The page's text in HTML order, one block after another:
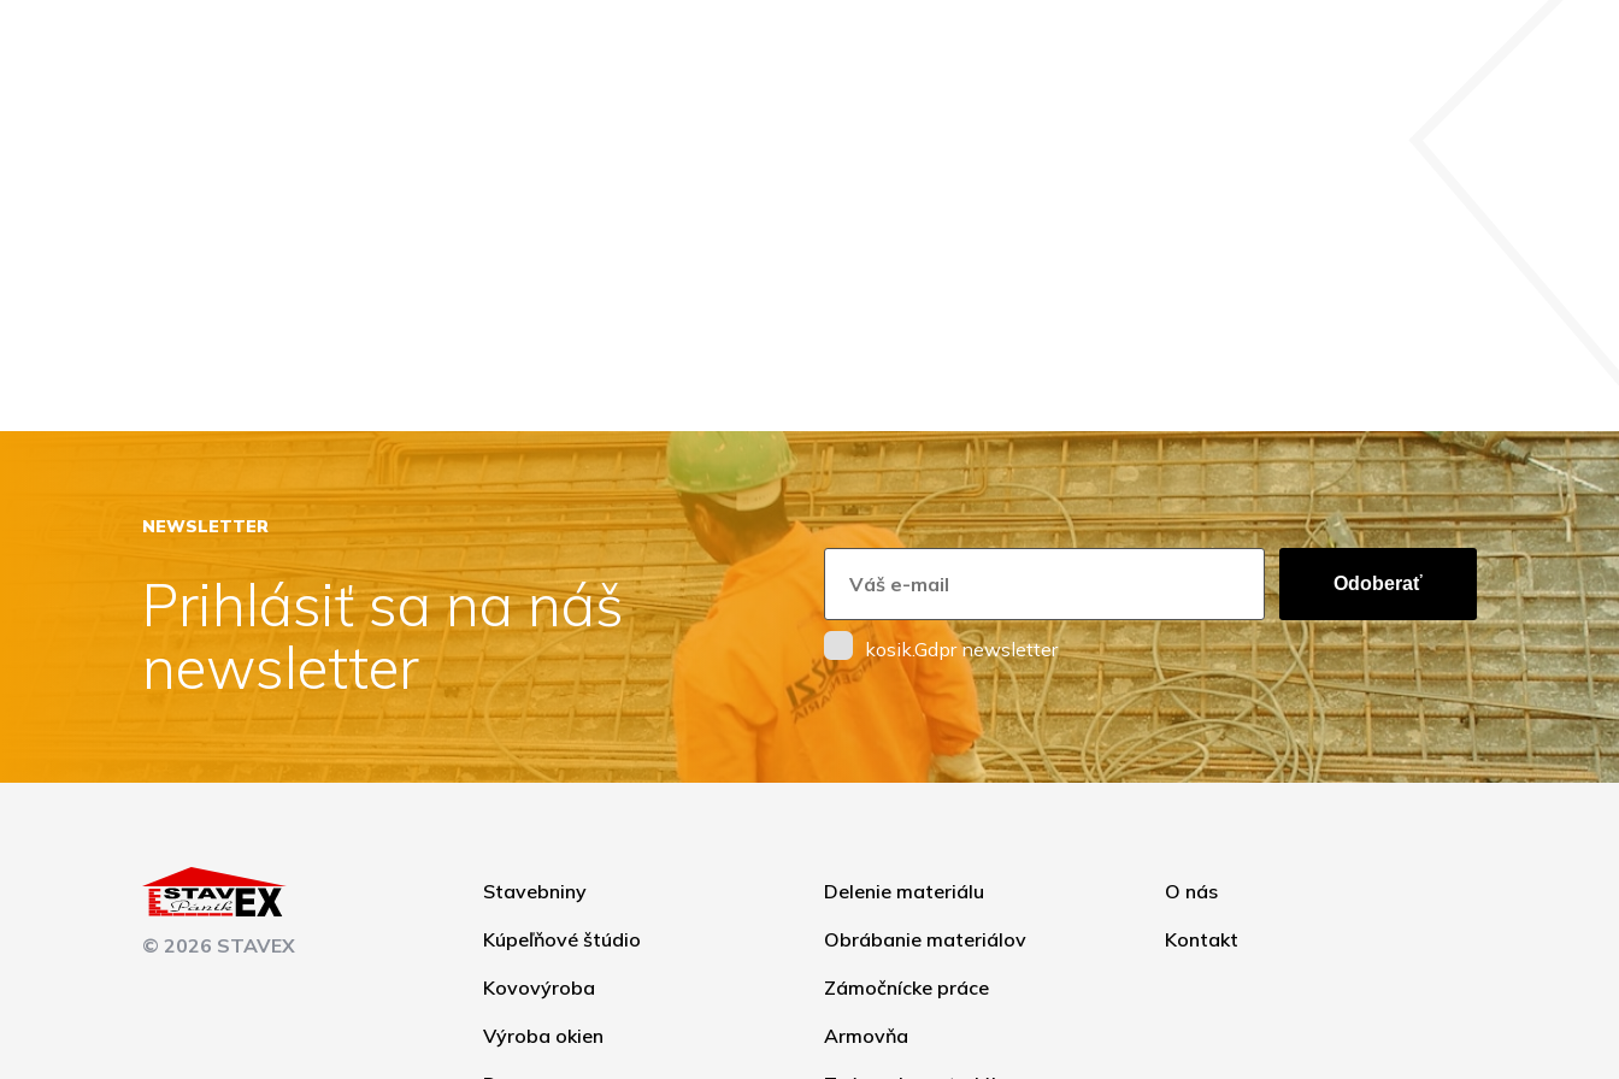
NEWSLETTER
Prihlásiť sa na náš
newsletter
Odoberať
kosik.Gdpr newsletter
© 2026 STAVEX
Stavebniny
Kúpeľňové štúdio
Kovovýroba
Výroba okien
Delenie materiálu
Obrábanie materiálov
Zámočnícke práce
Armovňa
O nás
Kontakt